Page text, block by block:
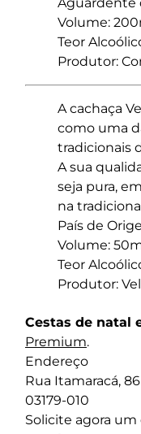
Aguardente
Volume:
Teor
Produtor:
A cachaça
como uma
tradicionais
A sua
seja pura,
na
País de
Volume:
Teor
Produtor:
Cestas de natal
Premium.
Endereço
Rua Itamaracá, 86
03179-010
Solicite agora